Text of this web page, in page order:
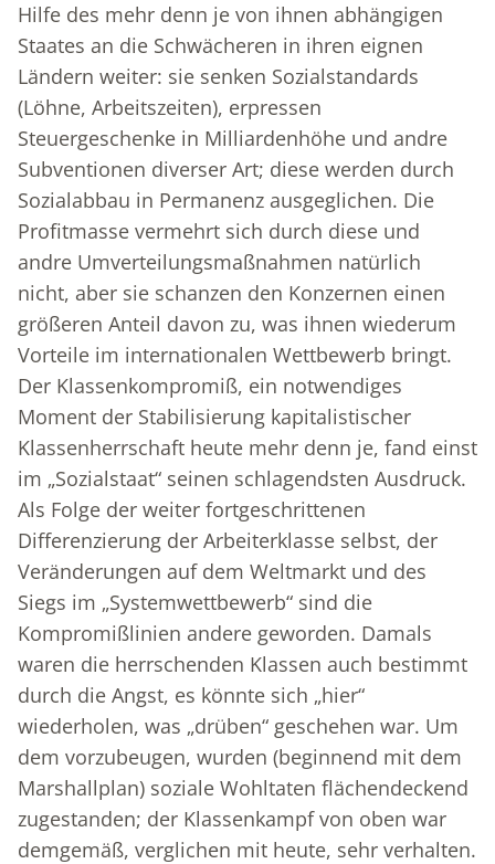
Hilfe des mehr denn je von ihnen abhängigen
Staates an die Schwächeren in ihren eignen
Ländern weiter: sie senken Sozialstandards
(Löhne, Arbeitszeiten), erpressen
Steuergeschenke in Milliardenhöhe und andre
Subventionen diverser Art; diese werden durch
Sozialabbau in Permanenz ausgeglichen. Die
Profitmasse vermehrt sich durch diese und
andre Umverteilungsmaßnahmen natürlich
nicht, aber sie schanzen den Konzernen einen
größeren Anteil davon zu, was ihnen wiederum
Vorteile im internationalen Wettbewerb bringt.
Der Klassenkompromiß, ein notwendiges
Moment der Stabilisierung kapitalistischer
Klassenherrschaft heute mehr denn je, fand einst
im „Sozialstaat“ seinen schlagendsten Ausdruck.
Als Folge der weiter fortgeschrittenen
Differenzierung der Arbeiterklasse selbst, der
Veränderungen auf dem Weltmarkt und des
Siegs im „Systemwettbewerb“ sind die
Kompromißlinien andere geworden. Damals
waren die herrschenden Klassen auch bestimmt
durch die Angst, es könnte sich „hier“
wiederholen, was „drüben“ geschehen war. Um
dem vorzubeugen, wurden (beginnend mit dem
Marshallplan) soziale Wohltaten flächendeckend
zugestanden; der Klassenkampf von oben war
demgemäß, verglichen mit heute, sehr verhalten.